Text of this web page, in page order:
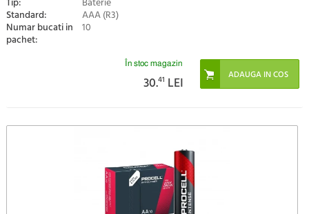
Standard: AAA (R3)
Numar bucati in
pachet:
10
În stoc magazin
30.41 LEI